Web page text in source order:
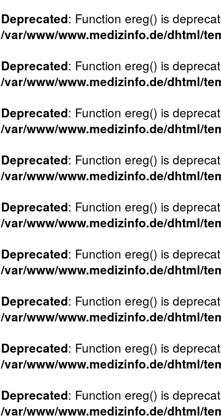
Deprecated: Function ereg() is
/var/www/www.medizinfo.de/dhtml/
Deprecated: Function ereg() is
/var/www/www.medizinfo.de/dhtml/
Deprecated: Function ereg() is
/var/www/www.medizinfo.de/dhtml/
Deprecated: Function ereg() is
/var/www/www.medizinfo.de/dhtml/
Deprecated: Function ereg() is
/var/www/www.medizinfo.de/dhtml/
Deprecated: Function ereg() is
/var/www/www.medizinfo.de/dhtml/
Deprecated: Function ereg() is
/var/www/www.medizinfo.de/dhtml/
Deprecated: Function ereg() is
/var/www/www.medizinfo.de/dhtml/
Deprecated: Function ereg() is
/var/www/www.medizinfo.de/dhtml/